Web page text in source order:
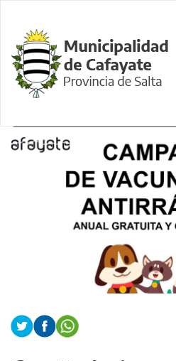
contenido
principal
Municipalidad
de Cafayate,
Salta
Contenido
principal